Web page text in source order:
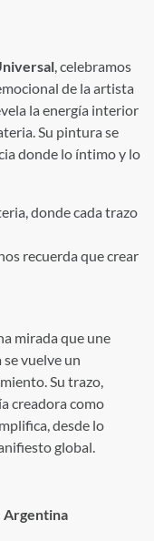
, celebramos
de la artista
la energía interior
Su pintura se
donde lo íntimo y lo
donde cada trazo
recuerda que crear
mirada que une
vuelve un
Su trazo,
creadora como
desde lo
global.
Argentina